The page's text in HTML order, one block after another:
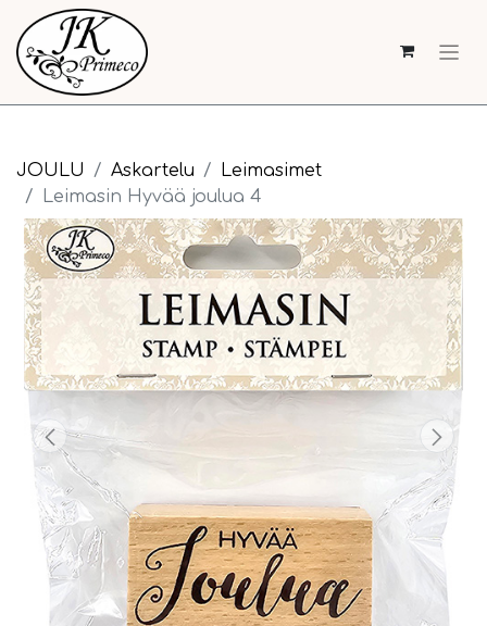
JOULU Askartelu
Leimasimet
Leimasin Hyvää joulua 4